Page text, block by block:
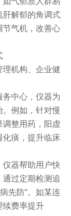
肝解郁的角调式
节气机，改善心
机构、企业健
中心，仪器为
例如，针对慢
整用药，阳虚
化痰，提升临床
仪器帮助用户快
过定期检测追
先防”。如某连
续费率提升